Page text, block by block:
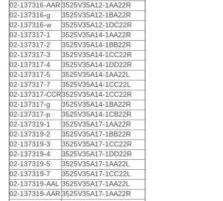
02-137316-AAR 3525V35A12-1AA22R
02-137316-g
3525V35A12-1BA22R
02-137316-w
3525V35A12-1DC22R
02-137317-1
3525V35A14-1AA22R
02-137317-2
3525V35A14-1BB22R
02-137317-3
3525V35A14-1CC22R
02-137317-4
3525V35A14-1DD22R
02-137317-5
3525V35A14-1AA22L
02-137317-7
3525V35A14-1CC22L
02-137317-CCR3525V35A14-1CC22R
02-137317-g
3525V35A14-1BA22R
02-137317-p
3525V35A14-1CB22R
02-137319-1
3525V35A17-1AA22R
02-137319-2
3525V35A17-1BB22R
02-137319-3
3525V35A17-1CC22R
02-137319-4
3525V35A17-1DD22R
02-137319-5
3525V35A17-1AA22L
02-137319-7
3525V35A17-1CC22L
02-137319-AAL
3525V35A17-1AA22L
02-137319-AAR 3525V35A17-1AA22R